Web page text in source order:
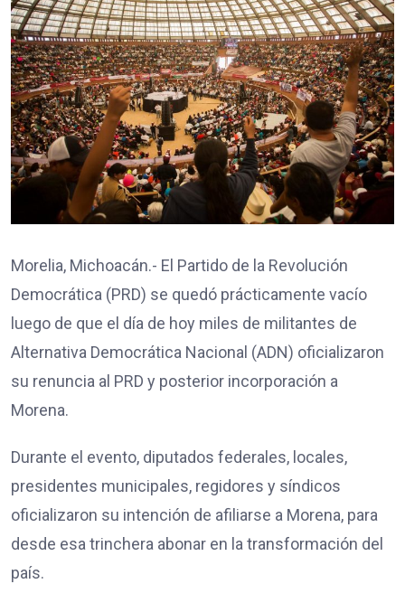
Morelia, Michoacán.- El Partido de la Revolución
Democrática (PRD) se quedó prácticamente vacío
luego de que el día de hoy miles de militantes de
Alternativa Democrática Nacional (ADN) oficializaron
su renuncia al PRD y posterior incorporación a
Morena.
Durante el evento, diputados federales, locales,
presidentes municipales, regidores y síndicos
oficializaron su intención de afiliarse a Morena, para
desde esa trinchera abonar en la transformación del
país.